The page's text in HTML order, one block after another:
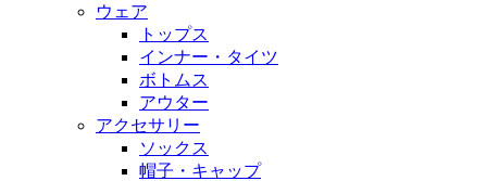
ウェア
トップス
インナー・タイツ
ボトムス
アウター
アクセサリー
ソックス
帽子・キャップ